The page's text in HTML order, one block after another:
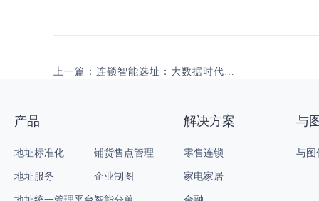
产品
地址标准化
地址服务
铺货售点管理
企业制图
解决方案
零售连锁
家电家居
与
与图